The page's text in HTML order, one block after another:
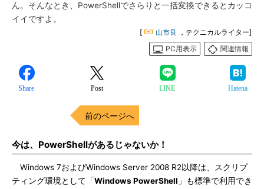
ん。そんなとき、PowerShellでさらりと一括変換できるとカッコ
イイですよ。
[ 山市良
，テクニカルライター]
PC用表示
関連情報
Share Post LINE Hatena
前のページへ
今は、PowerShellがあるじゃないか！
Windows 7およびWindows Server 2008 R2以降は、スクリプ
ティング環境として「Windows PowerShell 」も標準で利用でき